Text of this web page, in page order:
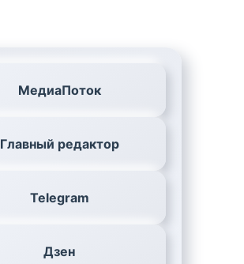
МедиаПоток
Главный редактор
Telegram
Дзен